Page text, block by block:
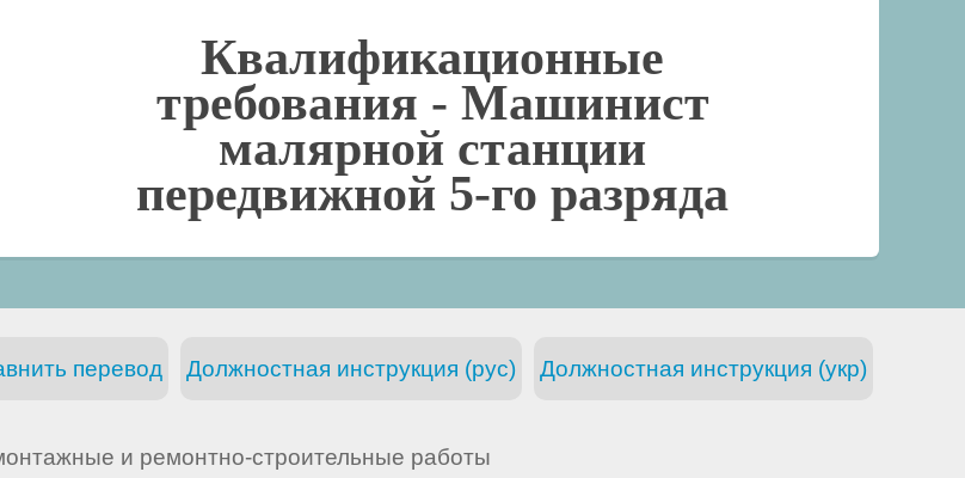
Квалификационные
требования - Машинист
малярной станции
передвижной 5-го разряда
Должностная инструкция (укр)
Должностная инструкция (рус)
перевод
и ремонтно-строительные работы